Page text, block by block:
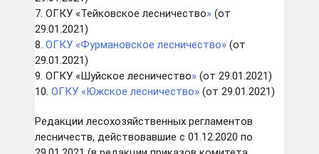
7. ОГКУ «Тейковское лесничество» (от
29.01.2021)
8. ОГКУ «Фурмановское лесничество» (от
29.01.2021)
9. ОГКУ «Шуйское лесничество» (от 29.01.2021)
10. ОГКУ «Южское лесничество» (от 29.01.2021)
Редакции лесохозяйственных регламентов
лесничеств, действовавшие с 01.12.2020 по